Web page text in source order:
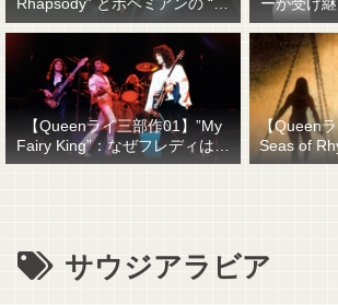
人事感”
【Queenライ三部作01】”My
Fairy King”：なぜフレディはマ
ーキュリーと名乗ったのか？
【Queen
Seas of
のを善
サウジアラビア